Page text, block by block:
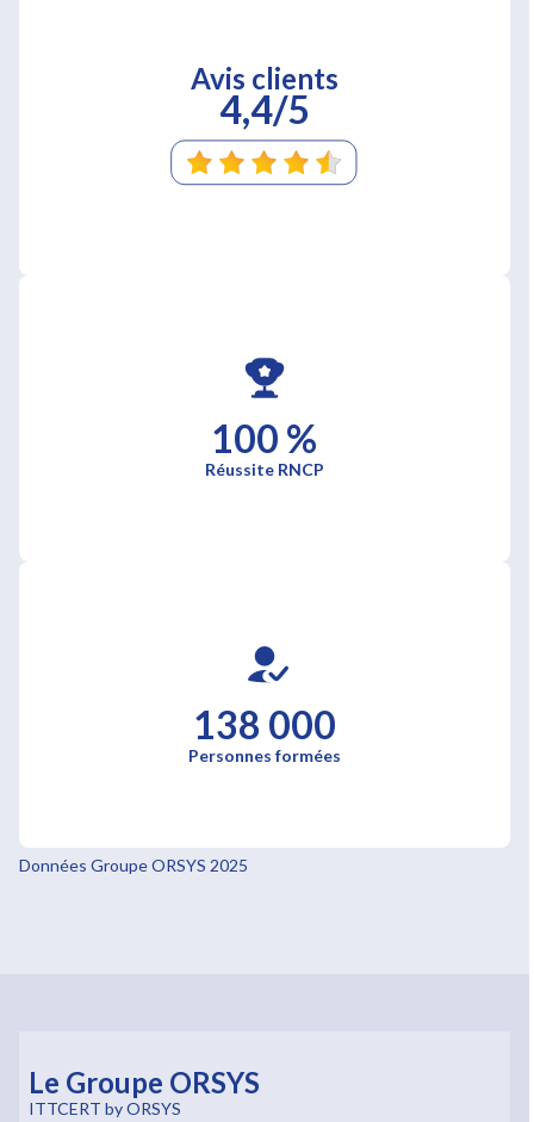
Avis clients
4,4/5
100 %
Réussite RNCP
138 000
Personnes formées
Données Groupe ORSYS 2025
Le Groupe ORSYS
ITTCERT by ORSYS